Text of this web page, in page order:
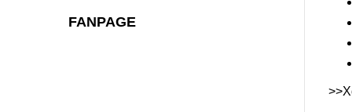
FANPAGE